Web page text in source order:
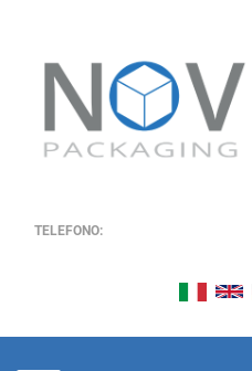
TELEFONO: